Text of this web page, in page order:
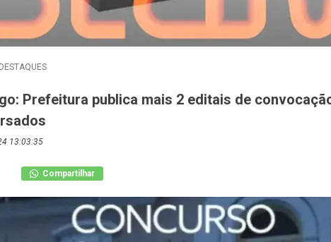
DESTAQUES
Prefeitura publica mais 2 editais de
13:03:35
Compartilhar